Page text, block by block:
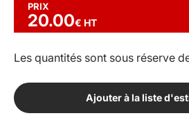
PRIX
20.00€ HT
Les quantités sont sous réserve
Ajouter à la liste